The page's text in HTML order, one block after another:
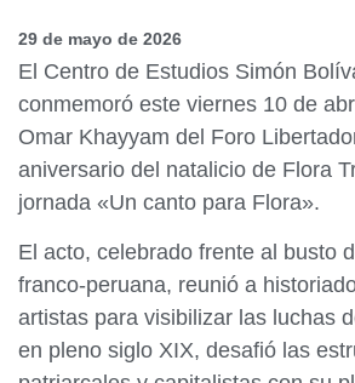
29 de mayo de 2026
El Centro de Estudios Simón
conmemoró este viernes 10 de
Omar Khayyam del Foro
aniversario del natalicio de Flora
jornada «Un canto para Flora».
El acto, celebrado frente al busto
franco-peruana, reunió a
artistas para visibilizar las luchas
en pleno siglo XIX, desafió las